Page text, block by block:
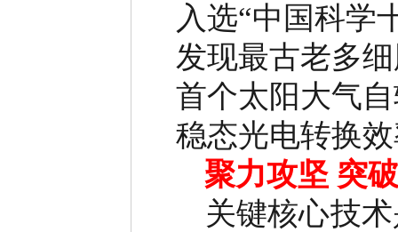
入选“中国科学
发现最古老多
首个太阳大气
稳态光电转换
聚力攻坚 突
关键核心技